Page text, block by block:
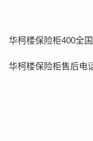
华柯楼保险柜400全
华柯楼保险柜售后电